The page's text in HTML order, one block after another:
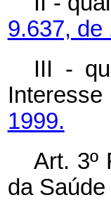
9.637,
III -
1999.
Art. 3º
da